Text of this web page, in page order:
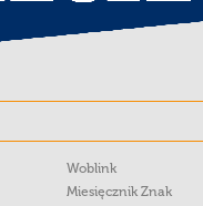
Woblink
Miesięcznik Znak